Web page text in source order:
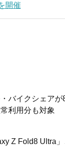
開催
・バイクシェア
利用分も対象
Z Fold8 Ultra